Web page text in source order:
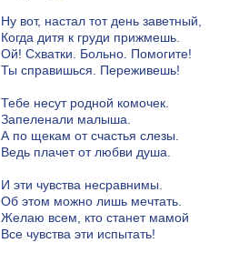
Ну вот, настал тот день заветный,
Когда дитя к груди прижмешь.
Ой! Схватки. Больно. Помогите!
Ты справишься. Переживешь!
Тебе несут родной комочек.
Запеленали малыша.
А по щекам от счастья слезы.
Ведь плачет от любви душа.
И эти чувства несравнимы.
Об этом можно лишь мечтать.
Желаю всем, кто станет мамой
Все чувства эти испытать!